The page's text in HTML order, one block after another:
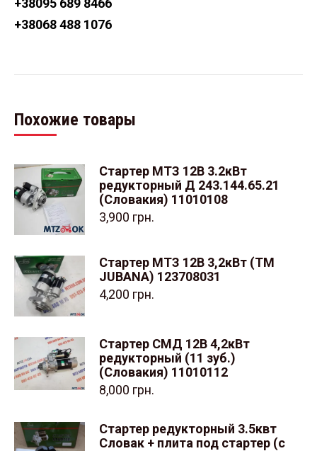
+38095 689 8466
+38068 488 1076
Похожие товары
Стартер МТЗ 12В 3.2кВт
редукторный Д 243.144.65.21
(Словакия) 11010108
3,900 грн.
Стартер МТЗ 12В 3,2кВт (ТМ
JUBANA) 123708031
4,200 грн.
Стартер СМД 12В 4,2кВт
редукторный (11 зуб.)
(Словакия) 11010112
8,000 грн.
Стартер редукторный 3.5квт
Словак + плита под стартер (с